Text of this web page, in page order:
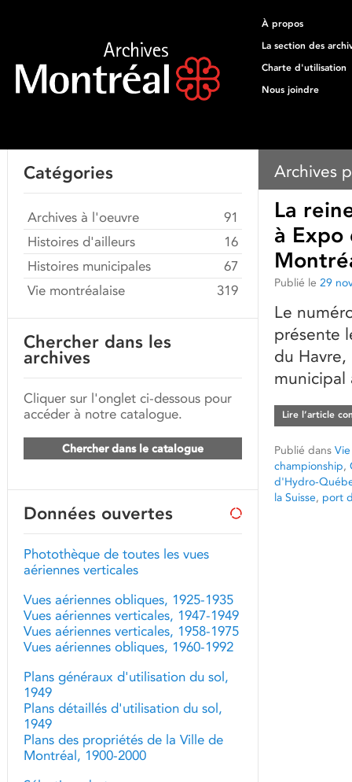
À propos
La section des
Charte d'utilisation
Nous joindre
Archives
La
à Expo
Publié le 29
Le
présente
du
municipal
Lire l’article
Publié dans
championship,
d'Hydro-
la Suisse, port
Catégories
Archives à l'oeuvre
91
Histoires d'ailleurs
16
Histoires municipales
67
Vie montréalaise
319
Chercher dans les
archives
Cliquer sur l'onglet ci-dessous pour
accéder à notre catalogue.
Chercher dans le catalogue
Données ouvertes
Photothèque de toutes les vues
aériennes verticales
Vues aériennes obliques, 1925-1935
Vues aériennes verticales, 1947-1949
Vues aériennes verticales, 1958-1975
Vues aériennes obliques, 1960-1992
Plans généraux d'utilisation du sol,
1949
Plans détaillés d'utilisation du sol,
1949
Plans des propriétés de la Ville de
Montréal, 1900-2000